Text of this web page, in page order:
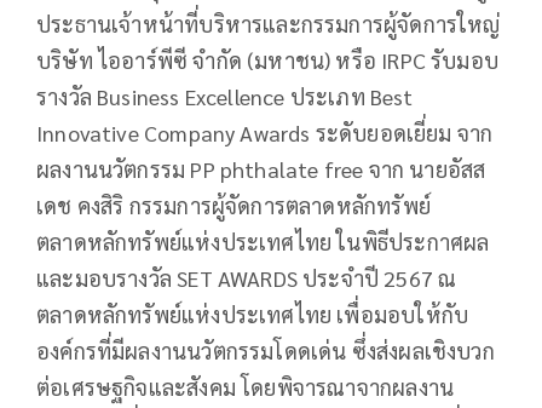
ประธานเจ้าหน้าที่บริหารและกรรมการผู้จัดการใหญ่
บริษัท ไออาร์พีซี จำกัด (มหาชน) หรือ IRPC รับมอบ
รางวัล Business Excellence ประเภท Best
Innovative Company Awards ระดับยอดเยี่ยม จาก
ผลงานนวัตกรรม PP phthalate free จาก นายอัสส
เดช คงสิริ กรรมการผู้จัดการตลาดหลักทรัพย์
ตลาดหลักทรัพย์แห่งประเทศไทย ในพิธีประกาศผล
และมอบรางวัล SET AWARDS ประจำปี 2567 ณ
ตลาดหลักทรัพย์แห่งประเทศไทย เพื่อมอบให้กับ
องค์กรที่มีผลงานนวัตกรรมโดดเด่น ซึ่งส่งผลเชิงบวก
ต่อเศรษฐกิจและสังคม โดยพิจารณาจากผลงาน